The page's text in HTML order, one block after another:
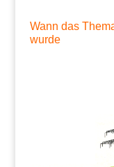
Wann das
wurde